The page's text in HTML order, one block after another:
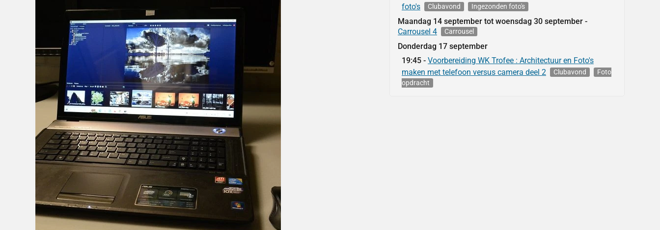
foto's
Clubavond Ingezonden foto's
Maandag 14 september tot woensdag 30 september
Carrousel 4
Carrousel
Donderdag 17 september
19:45
Voorbereiding WK Trofee : Architectuur en Foto's
maken met telefoon versus camera deel 2
Clubavond
Foto
opdracht